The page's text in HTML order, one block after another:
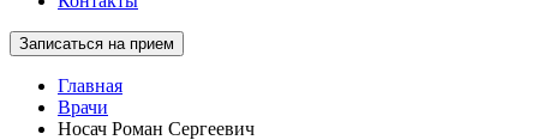
Записаться на прием
Главная
Врачи
Носач Роман Сергеевич